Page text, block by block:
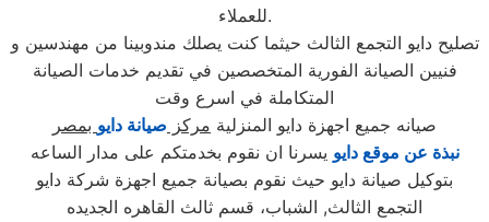
للعملاء.
تصليح دايو التجمع الثالث حيثما كنت يصلك مندوبينا من مهندسين و
فنيين الصيانة الفورية المتخصصين في تقديم خدمات الصيانة
المتكاملة في اسرع وقت
صيانه جميع اجهزة دايو المنزلية مركز صيانة دايو بمصر
نبذة عن موقع دايو يسرنا ان نقوم بخدمتكم على مدار الساعه
بتوكيل صيانة دايو حيث نقوم بصيانة جميع اجهزة شركة دايو
التجمع الثالث, الشباب، قسم ثالث القاهره الجديده